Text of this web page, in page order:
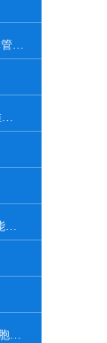
小鼠胰腺癌細胞/胰腺導管癌PAN02
NIH3T3小鼠胚胎成纖維細胞
OSKM-1小鼠誘導型多能干細胞
NG108-15[108CC15]細胞系|小鼠神經母瘤與大鼠膠質瘤之融合細胞